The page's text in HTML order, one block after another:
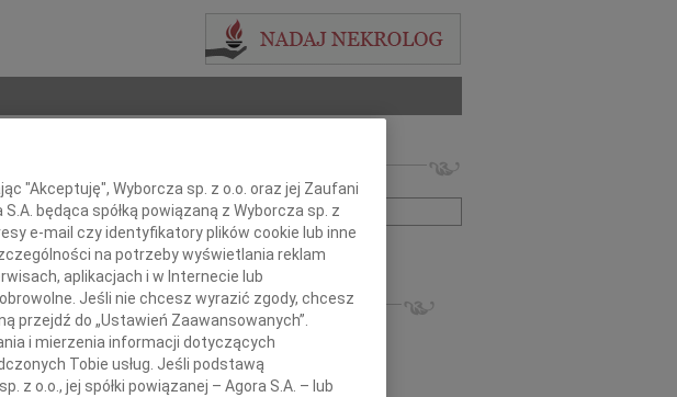
Imię i nazwisko lub numer ogłoszenia:
+ szukanie zaawansowane
INNE NEKROLOGI
07.08.2026Warszawa
Dziekanie Wydziału dr hab. Julii Kubisie,...
07.08.2026Warszawa
Naszej kochanej i dzielnej Marylce Butruk...
"Akceptuję", Wyborcza sp. z o.o. oraz jej Zaufani
będąca spółką powiązaną z Wyborcza sp. z
e-mail czy identyfikatory plików cookie lub inne
na potrzeby wyświetlania reklam
aplikacjach i w Internecie lub
Jeśli nie chcesz wyrazić zgody, chcesz
przejdź do „Ustawień Zaawansowanych”.
i mierzenia informacji dotyczących
Tobie usług. Jeśli podstawą
o.o., jej spółki powiązanej – Agora S.A. – lub